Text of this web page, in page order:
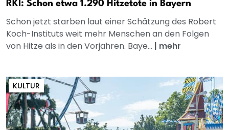
RKI: Schon etwa 1.290 Hitzetote in Bayern
Schon jetzt starben laut einer Schätzung des Robert
Koch-Instituts weit mehr Menschen an den Folgen
von Hitze als in den Vorjahren. Baye... | mehr
KULTUR